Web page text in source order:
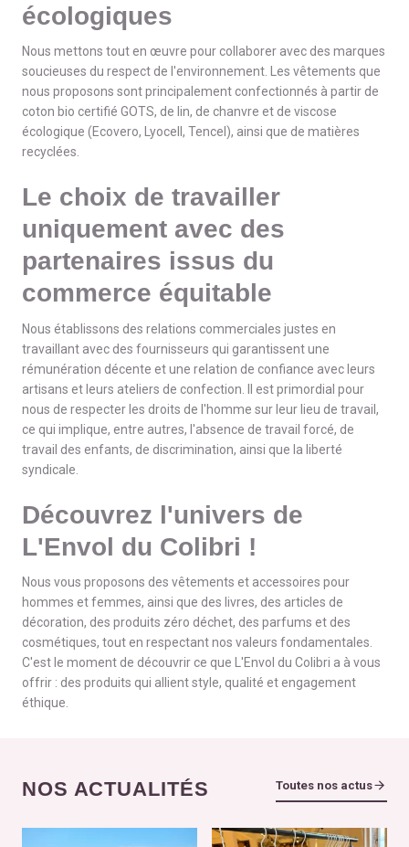
écologiques
Nous mettons tout en œuvre pour collaborer avec des marques
soucieuses du respect de l'environnement. Les vêtements que
nous proposons sont principalement confectionnés à partir de
coton bio certifié GOTS, de lin, de chanvre et de viscose
écologique (Ecovero, Lyocell, Tencel), ainsi que de matières
recyclées.
Le choix de travailler
uniquement avec des
partenaires issus du
commerce équitable
Nous établissons des relations commerciales justes en
travaillant avec des fournisseurs qui garantissent une
rémunération décente et une relation de confiance avec leurs
artisans et leurs ateliers de confection. Il est primordial pour
nous de respecter les droits de l'homme sur leur lieu de travail,
ce qui implique, entre autres, l'absence de travail forcé, de
travail des enfants, de discrimination, ainsi que la liberté
syndicale.
Découvrez l'univers de
L'Envol du Colibri !
Nous vous proposons des vêtements et accessoires pour
hommes et femmes, ainsi que des livres, des articles de
décoration, des produits zéro déchet, des parfums et des
cosmétiques, tout en respectant nos valeurs fondamentales.
C'est le moment de découvrir ce que L'Envol du Colibri a à vous
offrir : des produits qui allient style, qualité et engagement
éthique.
NOS ACTUALITÉS Toutes nos actus